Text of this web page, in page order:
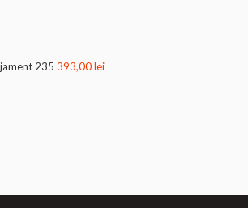
235 393,00lei